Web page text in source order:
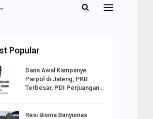
Popular
Dana Awal Kampanye
Parpol di Jateng, PKB
Terbesar, PDI Perjuangan…
Resi Bisma Banyumas